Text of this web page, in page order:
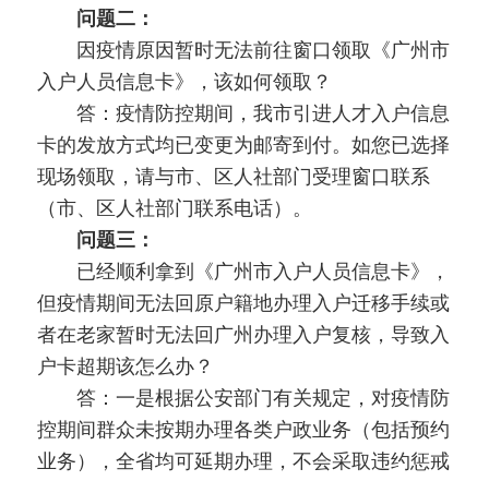
问题二：
因疫情原因暂时无法前往窗口领取《广州市
入户人员信息卡》，该如何领取？
答：疫情防控期间，我市引进人才入户信息
卡的发放方式均已变更为邮寄到付。如您已选择
现场领取，请与市、区人社部门受理窗口联系
（市、区人社部门联系电话）。
问题三：
已经顺利拿到《广州市入户人员信息卡》，
但疫情期间无法回原户籍地办理入户迁移手续或
者在老家暂时无法回广州办理入户复核，导致入
户卡超期该怎么办？
答：一是根据公安部门有关规定，对疫情防
控期间群众未按期办理各类户政业务（包括预约
业务），全省均可延期办理，不会采取违约惩戒